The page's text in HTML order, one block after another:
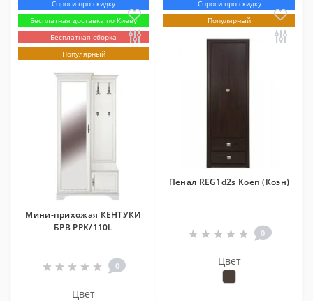
Спроси про скидку
Бесплатная доставка по Киеву
Бесплатная сборка
Популярный
Мини-прихожая КЕНТУКИ
БРВ PPK/110L
0
Цвет
Спроси про скидку
Популярный
Пенал REG1d2s Koen (Коэн)
0
Цвет